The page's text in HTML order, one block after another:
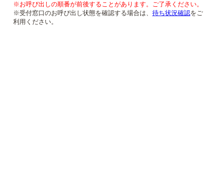
※お呼び出しの順番が前後することがあります。ご了承ください。
※受付窓口のお呼び出し状態を確認する場合は、 待ち状況確認をご
利用ください。